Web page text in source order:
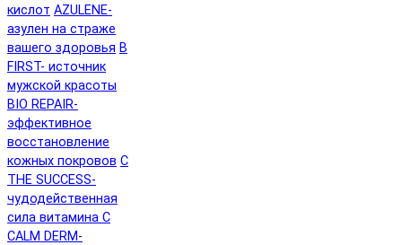
кислот AZULENE-
азулен на страже
вашего здоровья B
FIRST- источник
мужской красоты
BIO REPAIR-
эффективное
восстановление
кожных покровов C
THE SUCCESS-
чудодейственная
сила витамина C
CALM DERM-